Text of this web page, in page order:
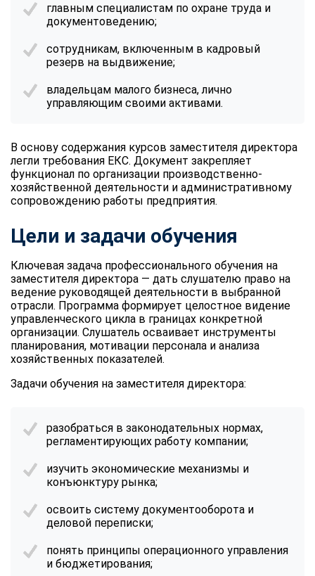
главным специалистам по охране труда и
документоведению;
сотрудникам, включенным в кадровый
резерв на выдвижение;
владельцам малого бизнеса, лично
управляющим своими активами.
В основу содержания курсов заместителя директора
легли требования ЕКС. Документ закрепляет
функционал по организации производственно-
хозяйственной деятельности и административному
сопровождению работы предприятия.
Цели и задачи обучения
Ключевая задача профессионального обучения на
заместителя директора — дать слушателю право на
ведение руководящей деятельности в выбранной
отрасли. Программа формирует целостное видение
управленческого цикла в границах конкретной
организации. Слушатель осваивает инструменты
планирования, мотивации персонала и анализа
хозяйственных показателей.
Задачи обучения на заместителя директора:
разобраться в законодательных нормах,
регламентирующих работу компании;
изучить экономические механизмы и
конъюнктуру рынка;
освоить систему документооборота и
деловой переписки;
понять принципы операционного управления
и бюджетирования;